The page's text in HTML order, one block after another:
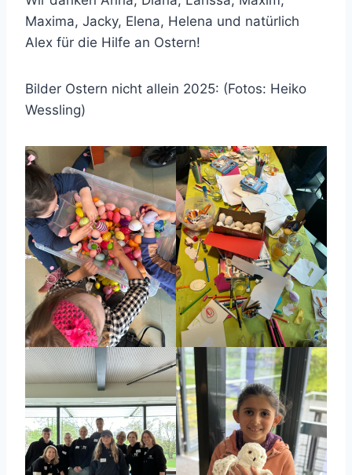
Maxima, Jacky, Elena, Helena und natürlich
Alex für die Hilfe an Ostern!
Bilder Ostern nicht allein 2025: (Fotos: Heiko
Wessling)